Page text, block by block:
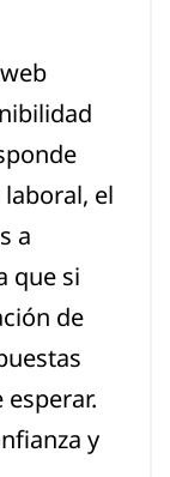
el
a
que si
de
y